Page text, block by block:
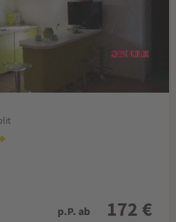
p.P. ab 172 €